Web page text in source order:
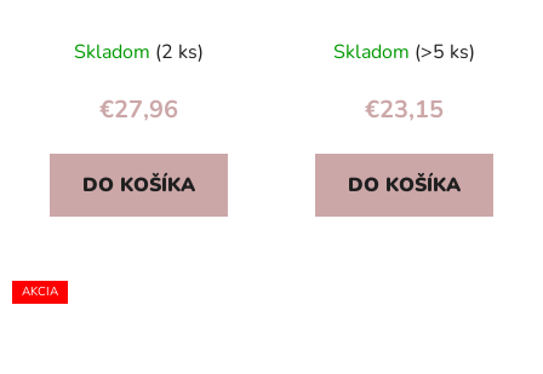
culodrome 166 prvkov
Skladom (2 ks)
€27,96
DO KOŠÍKA
stavebnica
Skladom (>5 ks)
€23,15
DO KOŠÍKA
AKCIA